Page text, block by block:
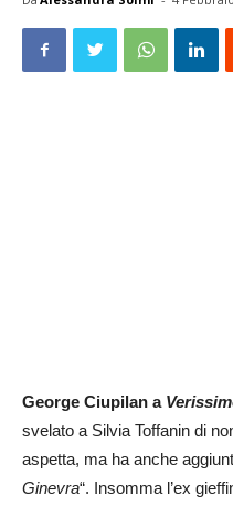
George Ciupilan a
svelato a Silvia Toffanin di
aspetta, ma ha anche
Ginevra“. Insomma l’ex